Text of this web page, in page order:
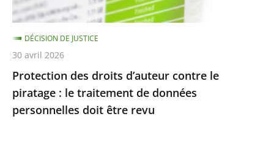
le
traitement
de
données
personnelles
doit
être
Protection des droits d’auteur contre le
piratage : le traitement de données
personnelles doit être revu
DÉCISION DE JUSTICE
30 avril 2026